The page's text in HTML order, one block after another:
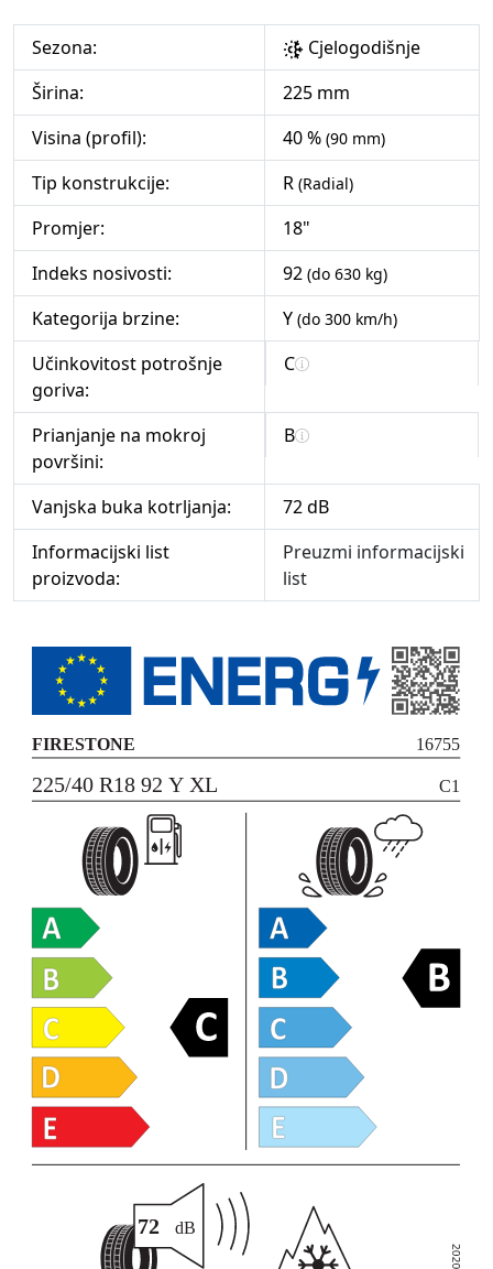
Sezona:
Cjelogodišnje
Širina:
225 mm
Visina (profil):
40 % (90 mm)
Tip konstrukcije: R (Radial)
Promjer:
18"
Indeks nosivosti:
92 (do 630 kg)
Kategorija brzine: Y (do 300 km/h)
Učinkovitost potrošnje
goriva:
C
Prianjanje na mokroj
površini:
B
Vanjska buka kotrljanja:
72 dB
Informacijski list
proizvoda:
Preuzmi informacijski
list